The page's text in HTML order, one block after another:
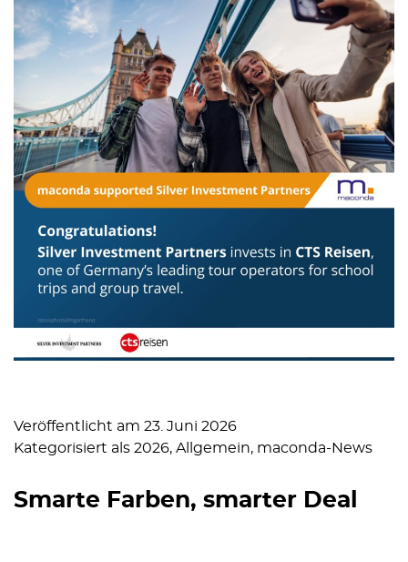
Veröffentlicht am 23. Juni 2026
Kategorisiert als 2026, Allgemein, maconda-News
Smarte Farben, smarter Deal